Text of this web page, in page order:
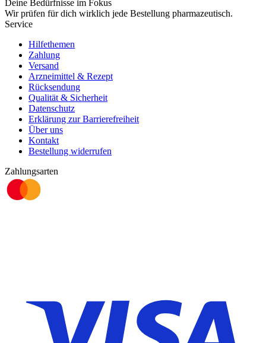
Deine Bedürfnisse im Fokus
Wir prüfen für dich wirklich jede Bestellung pharmazeutisch.
Service
Hilfethemen
Zahlung
Versand
Arzneimittel & Rezept
Rücksendung
Qualität & Sicherheit
Datenschutz
Erklärung zur Barrierefreiheit
Über uns
Kontakt
Bestellung widerrufen
Zahlungsarten